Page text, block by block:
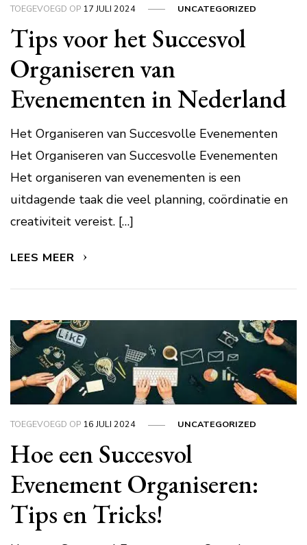
TOEGEVOEGD OP 17 JULI 2024 UNCATEGORIZED
Tips voor het Succesvol
Organiseren van
Evenementen in Nederland
Het Organiseren van Succesvolle Evenementen
Het Organiseren van Succesvolle Evenementen
Het organiseren van evenementen is een
uitdagende taak die veel planning, coördinatie en
creativiteit vereist. […]
LEES MEER
TOEGEVOEGD OP 16 JULI 2024 UNCATEGORIZED
Hoe een Succesvol
Evenement Organiseren:
Tips en Tricks!